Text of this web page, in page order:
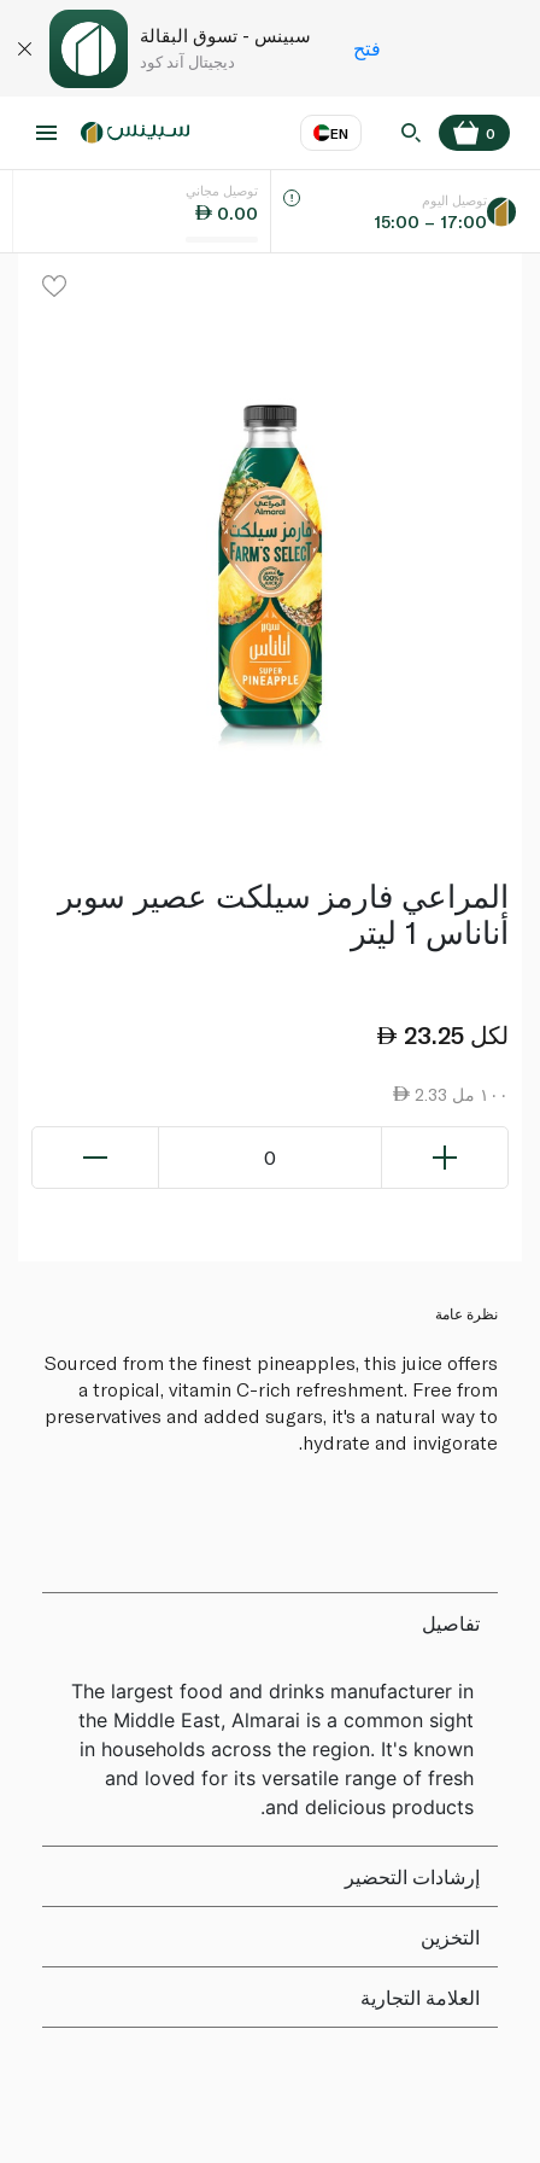
سبينس - تسوق البقالة
ديجيتال آند كود
فتح
EN
اللغة عر
0
توصيل مجاني
0.00
توصيل اليوم
15:00 – 17:00
المراعي فارمز سيلكت عصير سوبر
أناناس 1 ليتر
23.25 لكل
2.33 ١٠٠ مل
0
نظرة عامة
Sourced from the finest pineapples, this juice offers
a tropical, vitamin C-rich refreshment. Free from
preservatives and added sugars, it's a natural way to
hydrate and invigorate.
تفاصيل
The largest food and drinks manufacturer in
the Middle East, Almarai is a common sight
in households across the region. It's known
and loved for its versatile range of fresh
and delicious products.
إرشادات التحضير
التخزين
العلامة التجارية